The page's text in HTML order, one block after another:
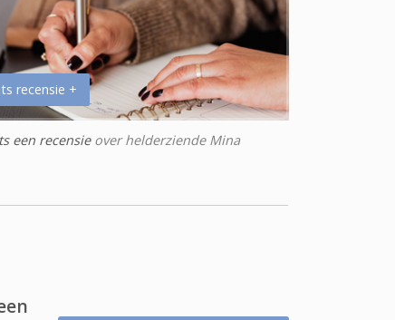
recensie +
een recensieover helderziende Mina